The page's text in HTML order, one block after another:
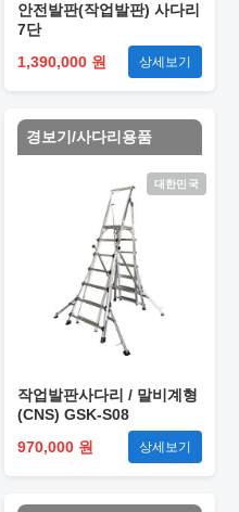
안전발판(작업발판) 사다리
7단
1,390,000 원
상세보기
경보기/사다리용품
대한민국
작업발판사다리 / 말비계형
(CNS) GSK-S08
970,000 원
상세보기